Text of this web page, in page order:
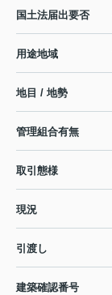
国土法届出要否
用途地域
地目 / 地勢
管理組合有無
取引態様
現況
引渡し
建築確認番号